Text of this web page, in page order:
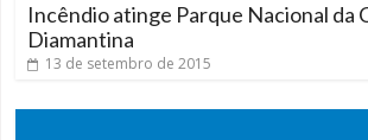
Incêndio atinge Parque Nacional da
Diamantina
13 de setembro de 2015